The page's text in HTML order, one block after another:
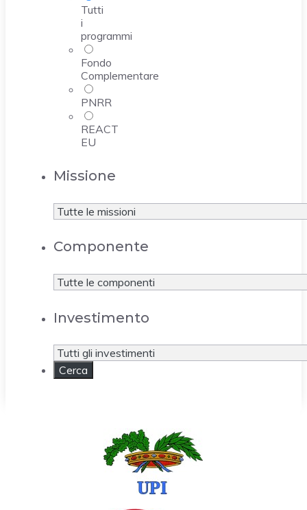
Tutti
i
programmi
Fondo
Complementare
PNRR
REACT
EU
Missione
Componente
Investimento